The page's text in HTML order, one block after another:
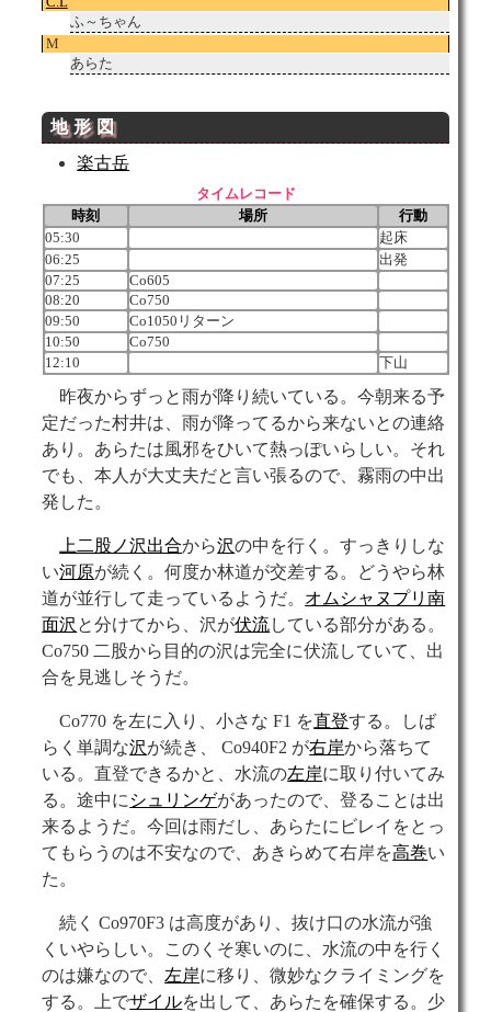
ふ～ちゃん
M
あらた
地形 図
楽古岳
タイムレコード
時刻
場所
行動
05:30
起床
06:25
出発
07:25
Co605
08:20
Co750
09:50
Co1050リターン
10:50
Co750
12:10
下山
昨夜からずっと雨が降り続いている。今朝来る予
定だった村井は、雨が降ってるから来ないとの連絡
あり。あらたは風邪をひいて熱っぽいらしい。それ
でも、本人が大丈夫だと言い張るので、霧雨の中出
発した。
上二股ノ沢出合から沢の中を行く。すっきりしな
い河原が続く。何度か林道が交差する。どうやら林
道が並行して走っているようだ。 オムシャヌプリ南
面沢 と分けてから、沢が伏流している部分がある。
Co750 二股から目的の沢は完全に伏流していて、出
合を見逃しそうだ。
Co770 を左に入り、小さな F1 を直登する。しば
らく単調な沢が続き、 Co940F2 が右岸から落ちて
いる。直登できるかと、水流の左岸に取り付いてみ
る。途中に シュリンゲがあったので、登ることは出
来るようだ。今回は雨だし、あらたにビレイをとっ
てもらうのは不安なので、あきらめて右岸を高巻い
た。
続く Co970F3 は高度があり、抜け口の水流が強
くいやらしい。このくそ寒いのに、水流の中を行く
のは嫌なので、 左岸に移り、微妙なクライミングを
する。上でザイルを出して、あらたを確保する。少